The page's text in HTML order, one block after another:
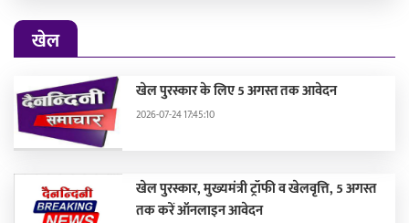
खेल
खेल पुरस्कार के लिए 5 अगस्त तक आवेदन
2026-07-24 17:45:10
खेल पुरस्कार, मुख्यमंत्री ट्रॉफी व खेलवृत्ति, 5 अगस्त
तक करें ऑनलाइन आवेदन